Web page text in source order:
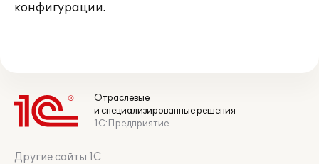
конфигурации.
Отраслевые
и специализированные решения
1С:Предприятие
Другие сайты 1С